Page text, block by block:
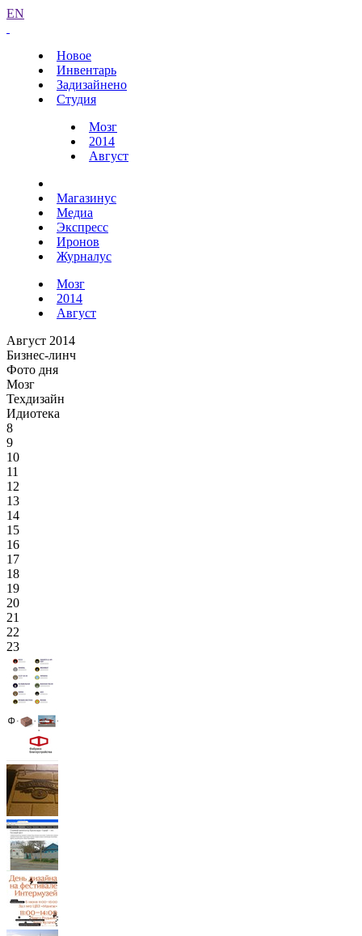
EN
Новое
Инвентарь
Задизайнено
Студия
Мозг
2014
Август
Магазинус
Медиа
Экспресс
Иронов
Журналус
Мозг
2014
Август
Август 2014
Бизнес-линч
Фото дня
Мозг
Техдизайн
Идиотека
8
9
10
11
12
13
14
15
16
17
18
19
20
21
22
23